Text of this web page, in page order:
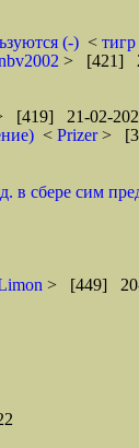
(-) < тигр
> [421]
[419] 21-02-
< Prizer>
в сбере сим
> [449] 20-